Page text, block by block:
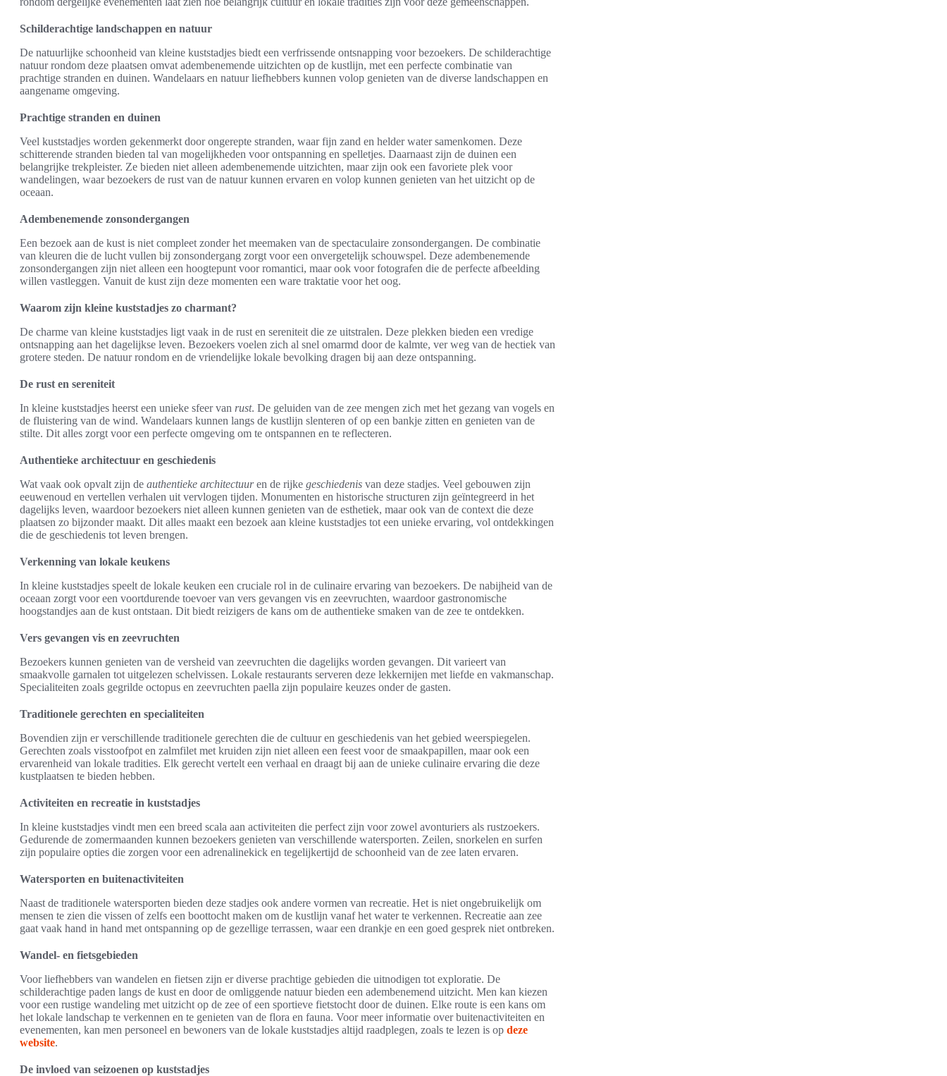
Schilderachtige landschappen en natuur
De natuurlijke schoonheid van kleine kuststadjes biedt een verfrissende ontsnapping voor bezoekers. De schilderachtige
natuur rondom deze plaatsen omvat adembenemende uitzichten op de kustlijn, met een perfecte combinatie van
prachtige stranden en duinen. Wandelaars en natuur liefhebbers kunnen volop genieten van de diverse landschappen en
aangename omgeving.
Prachtige stranden en duinen
Veel kuststadjes worden gekenmerkt door ongerepte stranden, waar fijn zand en helder water samenkomen. Deze
schitterende stranden bieden tal van mogelijkheden voor ontspanning en spelletjes. Daarnaast zijn de duinen een
belangrijke trekpleister. Ze bieden niet alleen adembenemende uitzichten, maar zijn ook een favoriete plek voor
wandelingen, waar bezoekers de rust van de natuur kunnen ervaren en volop kunnen genieten van het uitzicht op de
oceaan.
Adembenemende zonsondergangen
Een bezoek aan de kust is niet compleet zonder het meemaken van de spectaculaire zonsondergangen. De combinatie
van kleuren die de lucht vullen bij zonsondergang zorgt voor een onvergetelijk schouwspel. Deze adembenemende
zonsondergangen zijn niet alleen een hoogtepunt voor romantici, maar ook voor fotografen die de perfecte afbeelding
willen vastleggen. Vanuit de kust zijn deze momenten een ware traktatie voor het oog.
Waarom zijn kleine kuststadjes zo charmant?
De charme van kleine kuststadjes ligt vaak in de rust en sereniteit die ze uitstralen. Deze plekken bieden een vredige
ontsnapping aan het dagelijkse leven. Bezoekers voelen zich al snel omarmd door de kalmte, ver weg van de hectiek van
grotere steden. De natuur rondom en de vriendelijke lokale bevolking dragen bij aan deze ontspanning.
De rust en sereniteit
In kleine kuststadjes heerst een unieke sfeer van rust. De geluiden van de zee mengen zich met het gezang van vogels en
de fluistering van de wind. Wandelaars kunnen langs de kustlijn slenteren of op een bankje zitten en genieten van de
stilte. Dit alles zorgt voor een perfecte omgeving om te ontspannen en te reflecteren.
Authentieke architectuur en geschiedenis
Wat vaak ook opvalt zijn de authentieke architectuuren de rijke geschiedenis van deze stadjes. Veel gebouwen zijn
eeuwenoud en vertellen verhalen uit vervlogen tijden. Monumenten en historische structuren zijn geïntegreerd in het
dagelijks leven, waardoor bezoekers niet alleen kunnen genieten van de esthetiek, maar ook van de context die deze
plaatsen zo bijzonder maakt. Dit alles maakt een bezoek aan kleine kuststadjes tot een unieke ervaring, vol ontdekkingen
die de geschiedenis tot leven brengen.
Verkenning van lokale keukens
In kleine kuststadjes speelt de lokale keuken een cruciale rol in de culinaire ervaring van bezoekers. De nabijheid van de
oceaan zorgt voor een voortdurende toevoer van vers gevangen vis en zeevruchten, waardoor gastronomische
hoogstandjes aan de kust ontstaan. Dit biedt reizigers de kans om de authentieke smaken van de zee te ontdekken.
Vers gevangen vis en zeevruchten
Bezoekers kunnen genieten van de versheid van zeevruchten die dagelijks worden gevangen. Dit varieert van
smaakvolle garnalen tot uitgelezen schelvissen. Lokale restaurants serveren deze lekkernijen met liefde en vakmanschap.
Specialiteiten zoals gegrilde octopus en zeevruchten paella zijn populaire keuzes onder de gasten.
Traditionele gerechten en specialiteiten
Bovendien zijn er verschillende traditionele gerechten die de cultuur en geschiedenis van het gebied weerspiegelen.
Gerechten zoals visstoofpot en zalmfilet met kruiden zijn niet alleen een feest voor de smaakpapillen, maar ook een
ervarenheid van lokale tradities. Elk gerecht vertelt een verhaal en draagt bij aan de unieke culinaire ervaring die deze
kustplaatsen te bieden hebben.
Activiteiten en recreatie in kuststadjes
In kleine kuststadjes vindt men een breed scala aan activiteiten die perfect zijn voor zowel avonturiers als rustzoekers.
Gedurende de zomermaanden kunnen bezoekers genieten van verschillende watersporten. Zeilen, snorkelen en surfen
zijn populaire opties die zorgen voor een adrenalinekick en tegelijkertijd de schoonheid van de zee laten ervaren.
Watersporten en buitenactiviteiten
Naast de traditionele watersporten bieden deze stadjes ook andere vormen van recreatie. Het is niet ongebruikelijk om
mensen te zien die vissen of zelfs een boottocht maken om de kustlijn vanaf het water te verkennen. Recreatie aan zee
gaat vaak hand in hand met ontspanning op de gezellige terrassen, waar een drankje en een goed gesprek niet ontbreken.
Wandel- en fietsgebieden
Voor liefhebbers van wandelen en fietsen zijn er diverse prachtige gebieden die uitnodigen tot exploratie. De
schilderachtige paden langs de kust en door de omliggende natuur bieden een adembenemend uitzicht. Men kan kiezen
voor een rustige wandeling met uitzicht op de zee of een sportieve fietstocht door de duinen. Elke route is een kans om
het lokale landschap te verkennen en te genieten van de flora en fauna. Voor meer informatie over buitenactiviteiten en
evenementen, kan men personeel en bewoners van de lokale kuststadjes altijd raadplegen, zoals te lezen is op deze
website.
De invloed van seizoenen op kuststadjes